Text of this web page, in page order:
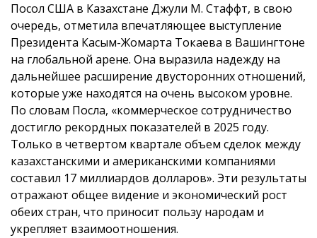
Посол США в Казахстане Джули М. Стаффт, в свою
очередь, отметила впечатляющее выступление
Президента Касым-Жомарта Токаева в Вашингтоне
на глобальной арене. Она выразила надежду на
дальнейшее расширение двусторонних отношений,
которые уже находятся на очень высоком уровне.
По словам Посла, «коммерческое сотрудничество
достигло рекордных показателей в 2025 году.
Только в четвертом квартале объем сделок между
казахстанскими и американскими компаниями
составил 17 миллиардов долларов». Эти результаты
отражают общее видение и экономический рост
обеих стран, что приносит пользу народам и
укрепляет взаимоотношения.